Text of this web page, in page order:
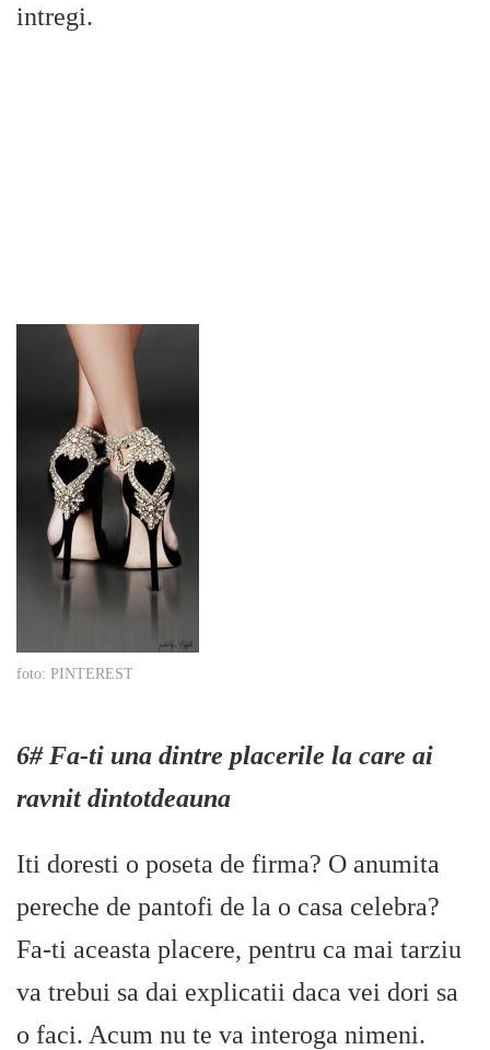
intregi.
foto: PINTEREST
6# Fa-ti una dintre placerile la care ai
ravnit dintotdeauna
Iti doresti o poseta de firma? O anumita
pereche de pantofi de la o casa celebra?
Fa-ti aceasta placere, pentru ca mai tarziu
va trebui sa dai explicatii daca vei dori sa
o faci. Acum nu te va interoga nimeni.